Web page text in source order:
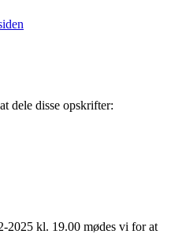
dele disse opskrifter:
2025 kl. 19.00 mødes vi for at